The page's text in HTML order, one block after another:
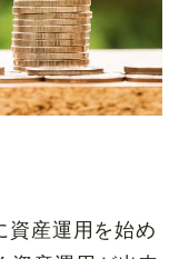
資産運用を始め